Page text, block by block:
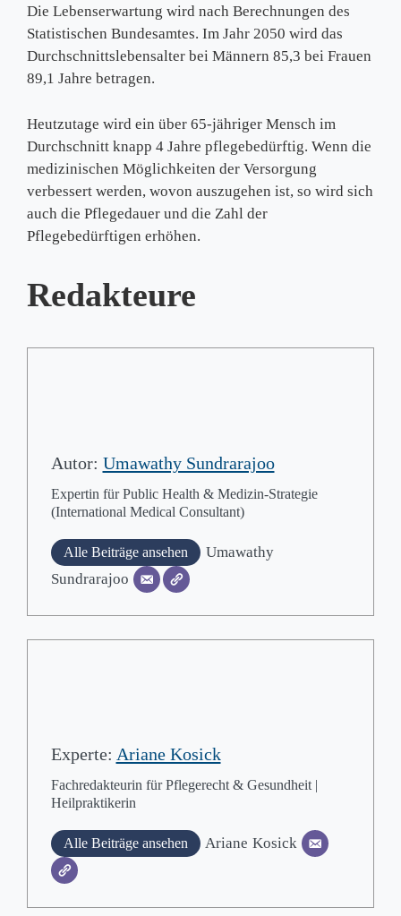
Die Lebenserwartung wird nach Berechnungen des
Statistischen Bundesamtes. Im Jahr 2050 wird das
Durchschnittslebensalter bei Männern 85,3 bei Frauen
89,1 Jahre betragen.
Heutzutage wird ein über 65-jähriger Mensch im
Durchschnitt knapp 4 Jahre pflegebedürftig. Wenn die
medizinischen Möglichkeiten der Versorgung
verbessert werden, wovon auszugehen ist, so wird sich
auch die Pflegedauer und die Zahl der
Pflegebedürftigen erhöhen.
Redakteure
Autor: Umawathy Sundrarajoo
Expertin für Public Health & Medizin-Strategie
(International Medical Consultant)
Alle Beiträge ansehen
Umawathy
Sundrarajoo
Experte: Ariane Kosick
Fachredakteurin für Pflegerecht & Gesundheit |
Heilpraktikerin
Alle Beiträge ansehen Ariane Kosick